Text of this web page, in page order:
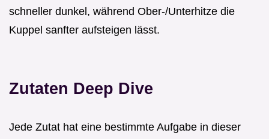
schneller dunkel, während Ober-/Unterhitze die
Kuppel sanfter aufsteigen lässt.
Zutaten Deep Dive
Jede Zutat hat eine bestimmte Aufgabe in dieser